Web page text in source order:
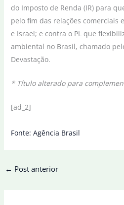
do Imposto de Renda (IR) para
pelo fim das relações comerciais
e Israel; e contra o PL que
ambiental no Brasil, chamado
Devastação.
* Título alterado para
[ad_2]
Fonte: Agência Brasil
← Post anterior